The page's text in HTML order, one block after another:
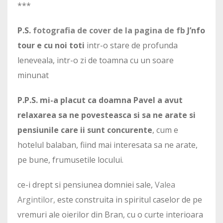
***
P.S. fotografia de cover de la pagina de fb J’nfo
tour e cu noi toti intr-o stare de profunda
leneveala, intr-o zi de toamna cu un soare
minunat
P.P.S. mi-a placut ca doamna Pavel a avut
relaxarea sa ne povesteasca si sa ne arate si
pensiunile care ii sunt concurente, cum e
hotelul balaban, fiind mai interesata sa ne arate,
pe bune, frumusetile locului.
ce-i drept si pensiunea domniei sale, Valea
Argintilor, este construita in spiritul caselor de pe
vremuri ale oierilor din Bran, cu o curte interioara